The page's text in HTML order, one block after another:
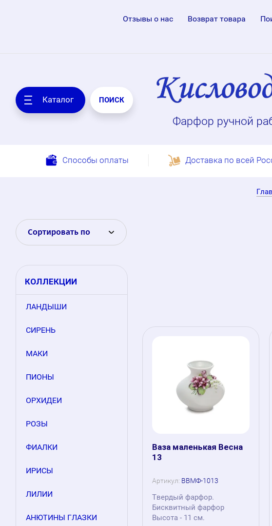
Отзывы о нас Возврат товара
Каталог ПОИСК
Фарфор ручной
Способы оплаты Доставка по всей
Сортировать по
КОЛЛЕКЦИИ
ЛАНДЫШИ
СИРЕНЬ
МАКИ
ПИОНЫ
ОРХИДЕИ
РОЗЫ
ФИАЛКИ
ИРИСЫ
ЛИЛИИ
АНЮТИНЫ ГЛАЗКИ
Ваза маленькая Весна
13
Артикул: ВВМФ-1013
Твердый фарфор.
Бисквитный фарфор
Высота - 11 см.